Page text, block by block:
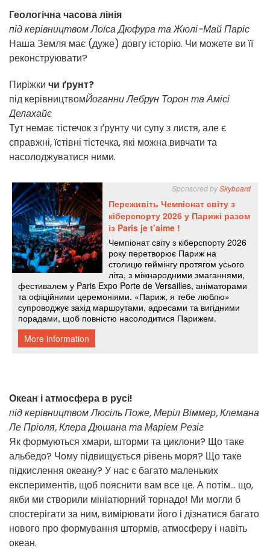
Геологічна часова лінія
під керівництвом Лоїса Дюфура та Жюлі-Май Паріс
Наша Земля має (дуже) довгу історію. Чи можете ви її
реконструювати?
Пиріжки чи ґрунт?
під керівництвомЙоганни Лебрун Торон та Амісі
Делахайє
Тут немає тістечок з ґрунту чи супу з листя, але є
справжні, їстівні тістечка, які можна вивчати та
насолоджуватися ними.
Океан і атмосфера в русі!
під керівництвом Люсіль Поже, Меріл Віммер, Клемана
Ле Пріоля, Клера Дюшана та Маріем Резіг
Як формуються хмари, шторми та циклони? Що таке
альбедо? Чому підвищується рівень моря? Що таке
підкислення океану? У нас є багато маленьких
експериментів, щоб пояснити вам все це. А потім... що,
якби ми створили мініатюрний торнадо! Ми могли б
спостерігати за ним, вимірювати його і дізнатися багато
нового про формування штормів, атмосферу і навіть
океан.